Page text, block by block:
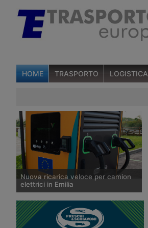
HOME TRASPORTO LOGISTICA
Nuova ricarica veloce per camion
elettrici in Emilia
A Noceto, in provincia di Parma,
Ewiva, del gruppo Enel, ha inaugurato
il suo secondo sito italiano dedicato